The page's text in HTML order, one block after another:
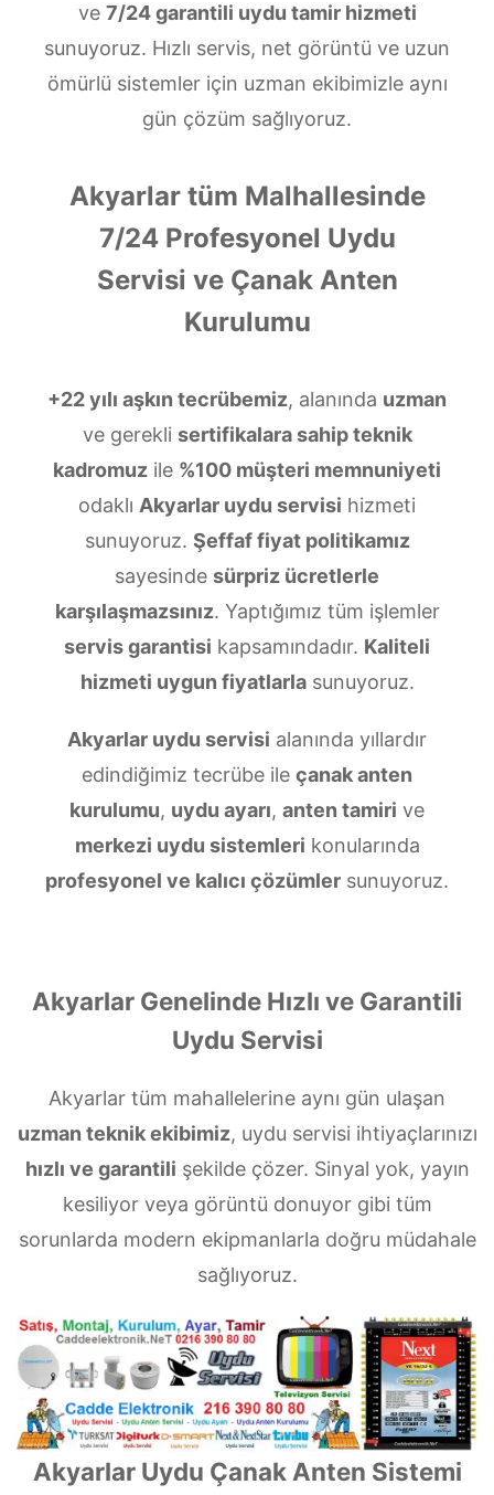
ve 7/24 garantili uydu tamir hizmeti
sunuyoruz. Hızlı servis, net görüntü ve uzun
ömürlü sistemler için uzman ekibimizle aynı
gün çözüm sağlıyoruz.
Akyarlar tüm Malhallesinde
7/24 Profesyonel Uydu
Servisi ve Çanak Anten
Kurulumu
+22 yılı aşkın tecrübemiz, alanında uzman
ve gerekli sertifikalara sahip teknik
kadromuz ile %100 müşteri memnuniyeti
odaklı Akyarlar uydu servisi hizmeti
sunuyoruz. Şeffaf fiyat politikamız
sayesinde sürpriz ücretlerle
karşılaşmazsınız. Yaptığımız tüm işlemler
servis garantisi kapsamındadır. Kaliteli
hizmeti uygun fiyatlarlasunuyoruz.
Akyarlar uydu servisi alanında yıllardır
edindiğimiz tecrübe ile çanak anten
kurulumu, uydu ayarı, anten tamiri ve
merkezi uydu sistemleri konularında
profesyonel ve kalıcı çözümler sunuyoruz.
Akyarlar Genelinde Hızlı ve Garantili
Uydu Servisi
Akyarlar tüm mahallelerine aynı gün ulaşan
uzman teknik ekibimiz, uydu servisi ihtiyaçlarınızı
hızlı ve garantili şekilde çözer. Sinyal yok, yayın
kesiliyor veya görüntü donuyor gibi tüm
sorunlarda modern ekipmanlarla doğru müdahale
sağlıyoruz.
Akyarlar Uydu Çanak Anten Sistemi